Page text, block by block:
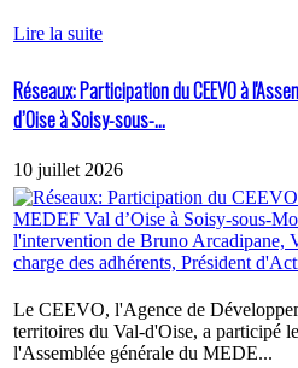
Lire la suite
Réseaux: Participation du CEEVO à
d’Oise à Soisy-sous-...
10 juillet 2026
Le CEEVO, l'Agence de
territoires du Val-d'Oise, a participé
l'Assemblée générale du MEDE...